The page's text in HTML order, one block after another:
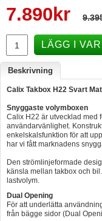
Calix - Packline -
Thule - Lasthållare
LAGERRENSING
Begagnade Motorer &
7.890 kr
LÄGG I
Beskrivning
Calix Takbox H22 Svart
Snyggaste volymboxen
Calix H22 är utvecklad med
användarvänlighet.
enkelskalsfunktion för att
har vi fått marknadens
Den strömlinjeformade
känsla mellan takbox och
lastvolym.
Dual Opening
För att underlätta
från bägge sidor (Dual